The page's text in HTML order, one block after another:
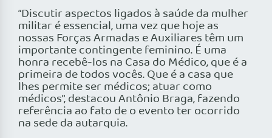
“Discutir aspectos ligados à saúde da mulher
militar é essencial, uma vez que hoje as
nossas Forças Armadas e Auxiliares têm um
importante contingente feminino. É uma
honra recebê-los na Casa do Médico, que é a
primeira de todos vocês. Que é a casa que
lhes permite ser médicos; atuar como
médicos”, destacou Antônio Braga, fazendo
referência ao fato de o evento ter ocorrido
na sede da autarquia.